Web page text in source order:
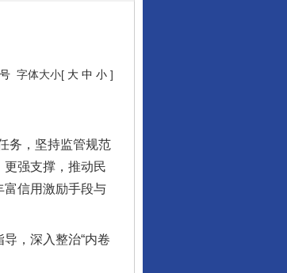
字体大小[ 大 中 小 ]
务，坚持监管规范
强支撑，推动民
富信用激励手段与
，深入整治“内卷